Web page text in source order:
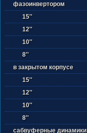
фазоинвертором
15''
12''
10''
8''
в закрытом корпусе
15''
12''
10''
8''
сабвуферные динамики